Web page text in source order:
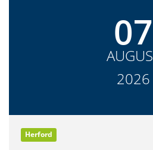
07
2026
Herford